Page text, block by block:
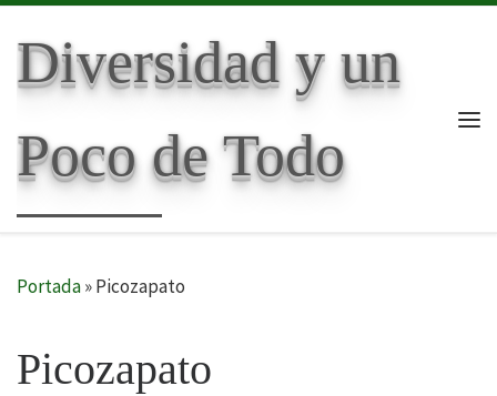
Diversidad y un
Poco de Todo
Portada»Picozapato
Picozapato